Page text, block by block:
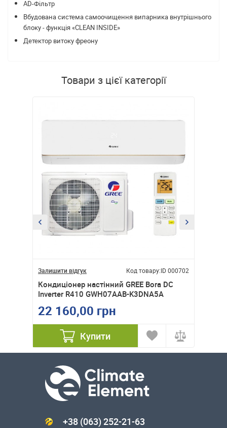
AD-Фільтр
Вбудована система самоочищення випарника внутрішнього
блоку - функція «CLEAN INSIDE»
Детектор витоку фреону
Товари з цієї категорії
Залишити відгук Код товару:ID 000702
Кондиціонер настінний GREE Bora DC
Inverter R410 GWH07AAB-K3DNA5A
22 160,00 грн
Купити
+38 (063) 252-21-63